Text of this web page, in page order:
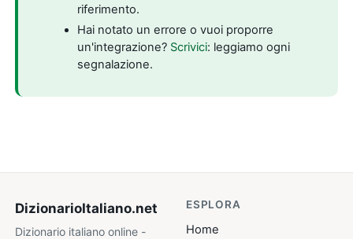
riferimento.
Hai notato un errore o vuoi proporre
un'integrazione? Scrivici: leggiamo ogni
segnalazione.
DizionarioItaliano.net
Dizionario italiano online -
ESPLORA
Home